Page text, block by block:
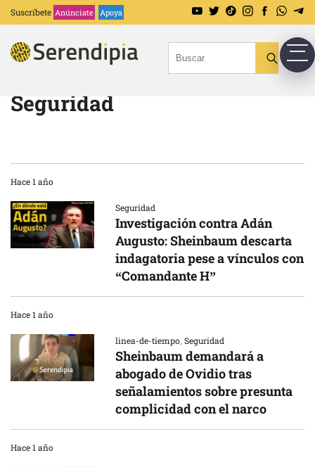
Suscríbete Anúnciate Apoya
Seguridad
Hace 1 año
Seguridad
Investigación contra Adán
Augusto: Sheinbaum descarta
indagatoria pese a vínculos con
“Comandante H”
Hace 1 año
linea-de-tiempo,Seguridad
Sheinbaum demandará a
abogado de Ovidio tras
señalamientos sobre presunta
complicidad con el narco
Hace 1 año